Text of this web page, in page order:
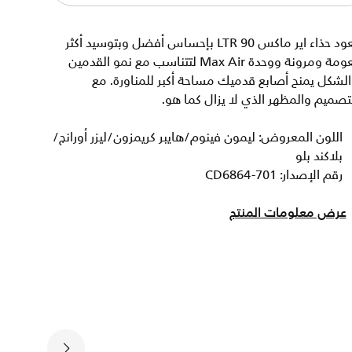
يعود حذاء اير ماكس 90 LTR بإحساس أفضل وبتوسيد أكثر
نعومة ومرونة ووحدة Max Air لتتناسب مع نمو القدمين
يمنح أصابع قدميك مساحة أكبر للمناورة. مع
والمظهر الذي لا يزال كما هو.
اللون المعروض: ليمون فينوم/هايبر كريمزون/ليزر أورانج/
بلاكند بلو
رقم الإصدار: CD6864-701
عرض معلومات المنتج